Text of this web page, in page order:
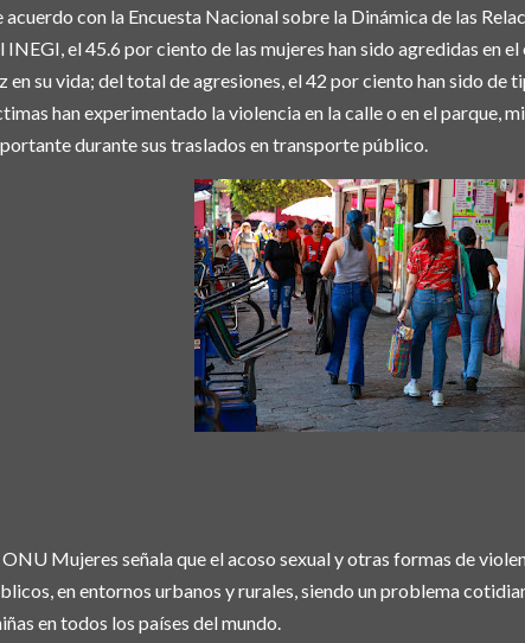
acuerdo con la Encuesta Nacional sobre la Dinámica de las
INEGI, el 45.6 por ciento de las mujeres han sido agredidas en
en su vida; del total de agresiones, el 42 por ciento han sido de
han experimentado la violencia en la calle o en el parque,
durante sus traslados en transporte público.
ONU Mujeres señala que el acoso sexual y otras formas de
en entornos urbanos y rurales, siendo un problema
en todos los países del mundo.